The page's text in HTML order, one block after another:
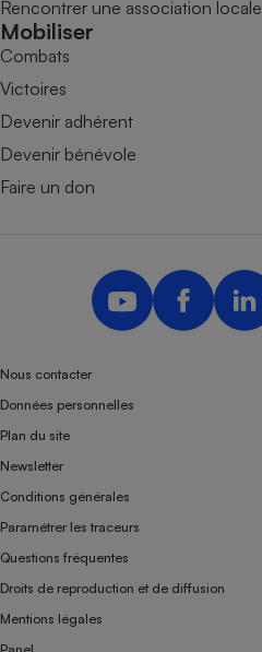
Rencontrer une association locale
Mobiliser
Combats
Victoires
Devenir adhérent
Devenir bénévole
Faire un don
Nous contacter
Données personnelles
Plan du site
Newsletter
Conditions générales
Paramétrer les traceurs
Questions fréquentes
Droits de reproduction et de diffusion
Mentions légales